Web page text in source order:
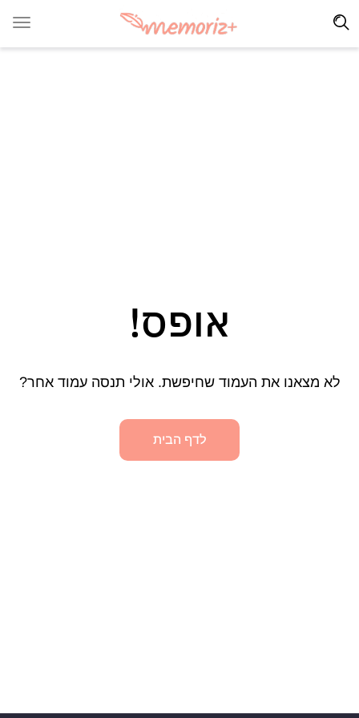
אופס!
לא מצאנו את העמוד שחיפשת. אולי תנסה עמוד אחר?
לדף הבית